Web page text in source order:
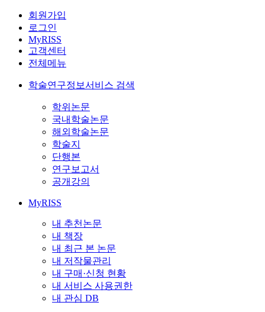
회원가입
로그인
MyRISS
고객센터
전체메뉴
학술연구정보서비스 검색
학위논문
국내학술논문
해외학술논문
학술지
단행본
연구보고서
공개강의
MyRISS
내 추천논문
내 책장
내 최근 본 논문
내 저작물관리
내 구매·신청 현황
내 서비스 사용권한
내 관심 DB